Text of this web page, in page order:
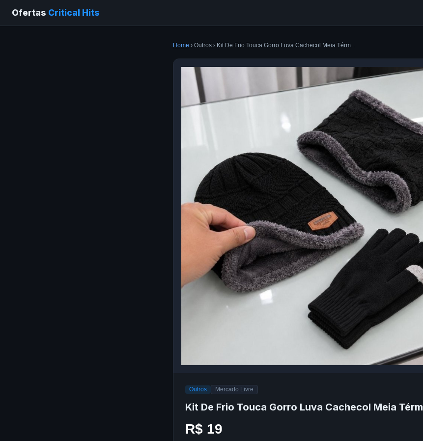
Ofertas Critical Hits
Home › Outros › Kit De Frio Touca Gorro Luva Cachecol Meia Térm...
Outros Mercado Livre
Kit De Frio Touca Gorro Luva Cachecol Meia
R$ 19